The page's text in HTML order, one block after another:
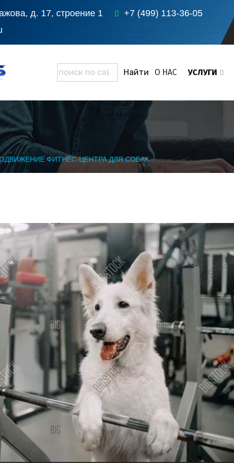
д. 17, строение 1
+7 (499) 113-36-05
О НАС УСЛУГИ
ФИТНЕС-ЦЕНТРА ДЛЯ СОБАК